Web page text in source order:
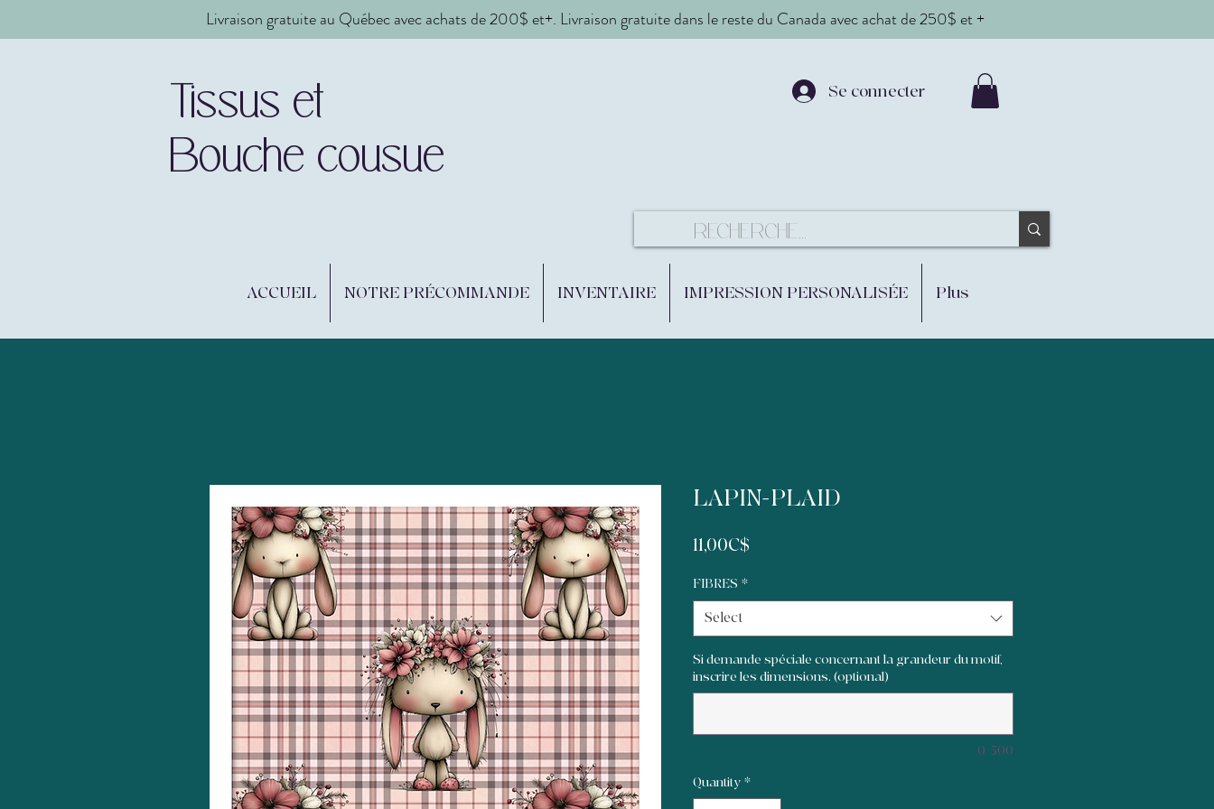
Livraison gratuite au Québec avec achats de 200$ et+. Livraison gratuite dans le reste du Canada avec achat de 250$ et +
Tissus et
Bouche cousue
Se connecter
ACCUEIL NOTRE PRÉCOMMANDE INVENTAIRE IMPRESSION PERSONALISÉE Plus
LAPIN-PLAID
11,00C$
FIBRES *
Select
Si demande spéciale concernant la grandeur du motif,
inscrire les dimensions. (optional)
0/500
Quantity *